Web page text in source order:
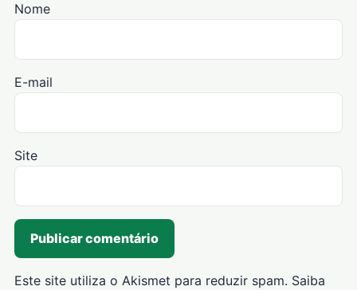
Nome
E-mail
Site
Este site utiliza o Akismet para reduzir spam. Saiba